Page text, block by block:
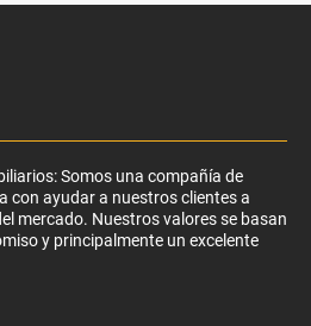
Somos una compañía de
con ayudar a nuestros clientes a
mercado. Nuestros valores se basan
y principalmente un excelente